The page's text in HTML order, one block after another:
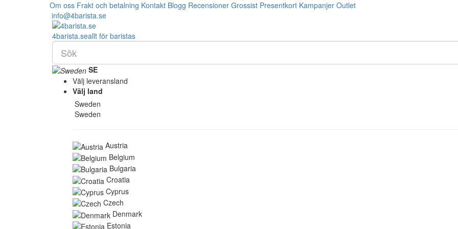
Om oss Frakt och betalning Kontakt Blogg Recensioner Grossist Presentkort Kampanjer Outlet
info@4barista.se
4barista.seallt för baristas
SE
Välj leveransland
Välj land
Sweden
Sweden
Austria
Belgium
Bulgaria
Croatia
Cyprus
Czech
Denmark
Estonia